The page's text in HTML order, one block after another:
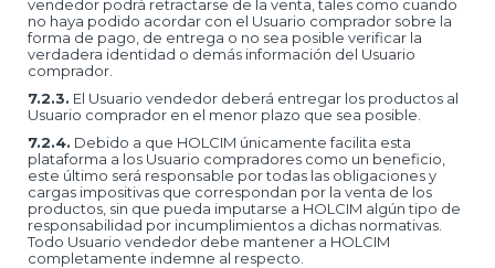
vendedor podrá retractarse de la venta, tales como cuando
no haya podido acordar con el Usuario comprador sobre la
forma de pago, de entrega o no sea posible verificar la
verdadera identidad o demás información del Usuario
comprador.
7.2.3. El Usuario vendedor deberá entregar los productos al
Usuario comprador en el menor plazo que sea posible.
7.2.4. Debido a que HOLCIM únicamente facilita esta
plataforma a los Usuario compradores como un beneficio,
este último será responsable por todas las obligaciones y
cargas impositivas que correspondan por la venta de los
productos, sin que pueda imputarse a HOLCIM algún tipo de
responsabilidad por incumplimientos a dichas normativas.
Todo Usuario vendedor debe mantener a HOLCIM
completamente indemne al respecto.